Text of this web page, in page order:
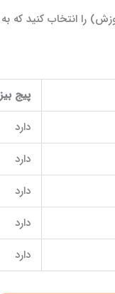
را انتخاب کنید که
پیج
دارد
دارد
دارد
دارد
دارد